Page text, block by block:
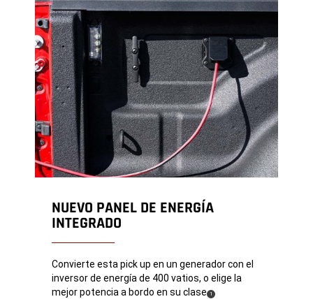
NUEVO PANEL DE ENERGÍA
INTEGRADO
Convierte esta pick up en un generador con el
inversor de energía de 400 vatios, o elige la
mejor potencia a bordo en su clase ( 1 )